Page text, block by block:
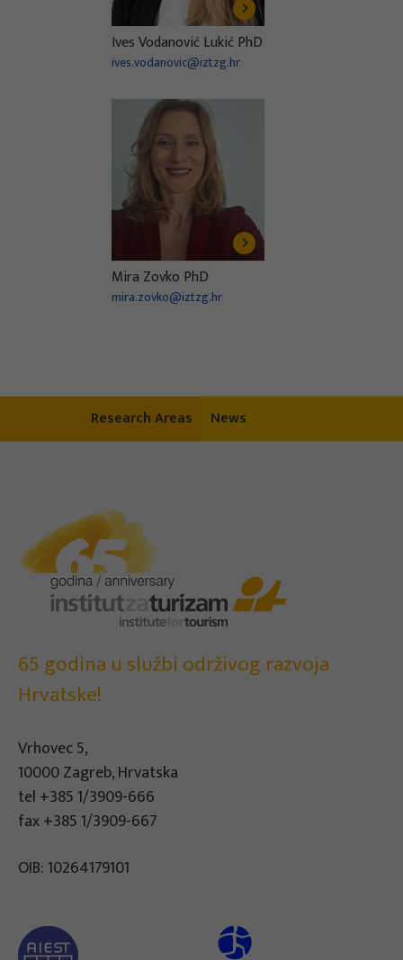
Ives Vodanović Lukić PhD
ives.vodanovic@iztzg.hr
Mira Zovko PhD
mira.zovko@iztzg.hr
Research Areas News
65 godina u službi održivog razvoja
Hrvatske!
Vrhovec 5,
10000 Zagreb, Hrvatska
tel +385 1/3909-666
fax +385 1/3909-667
OIB: 10264179101